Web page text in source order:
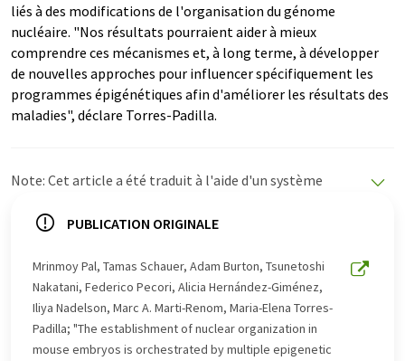
liés à des modifications de l'organisation du génome
nucléaire. "Nos résultats pourraient aider à mieux
comprendre ces mécanismes et, à long terme, à développer
de nouvelles approches pour influencer spécifiquement les
programmes épigénétiques afin d'améliorer les résultats des
maladies", déclare Torres-Padilla.
Note: Cet article a été traduit à l'aide d'un système
propose ces traductions automatiques pour présenter
été traduit avec traduction automatique, il est possible
qu'il contienne des erreurs de vocabulaire, de syntaxe ou
de grammaire. L'article original dans Anglais peut être
trouvéici.
PUBLICATION ORIGINALE
Mrinmoy Pal, Tamas Schauer, Adam Burton, Tsunetoshi
Nakatani, Federico Pecori, Alicia Hernández-Giménez,
Iliya Nadelson, Marc A. Marti-Renom, Maria-Elena Torres-
Padilla; "The establishment of nuclear organization in
mouse embryos is orchestrated by multiple epigenetic